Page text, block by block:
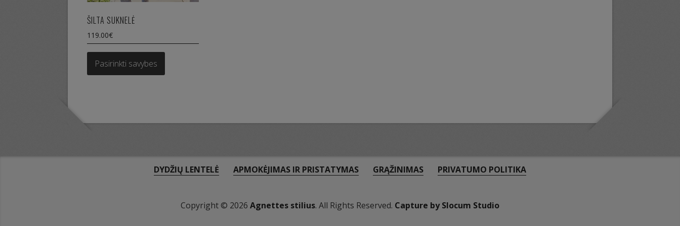
ŠILTA SUKNELĖ
119.00€
Pasirinkti savybes
may
on
the
DYDŽIŲ LENTELĖ APMOKĖJIMAS IR PRISTATYMAS GRĄŽINIMAS PRIVATUMO POLITIKA
Copyright © 2026 Agnettes stilius. All Rights Reserved. Capture by Slocum Studio